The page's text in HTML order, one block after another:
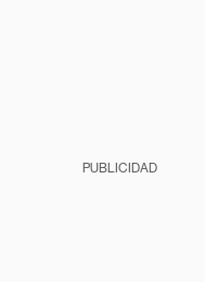
PUBLICIDAD